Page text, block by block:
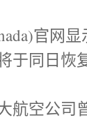
官网
于同日恢
航空公司